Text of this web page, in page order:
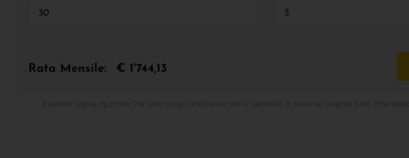
Rata Mensile: € 1'744,13